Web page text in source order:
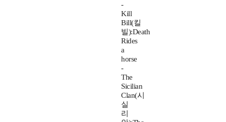
-
Kill
Bill(킬
빌):Death
Rides
a
horse
-
The
Sicilian
Clan(시
실
리